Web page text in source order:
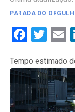
PARADA DO
Tempo estimado